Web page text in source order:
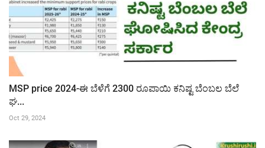
MSP price 2024-ಈ ಬೆಳೆಗೆ 2300 ರೂಪಾಯಿ ಕನಿಷ್ಟ ಬೆಂಬಲ ಬೆಲೆ
ಘ...
Oct 29, 2024